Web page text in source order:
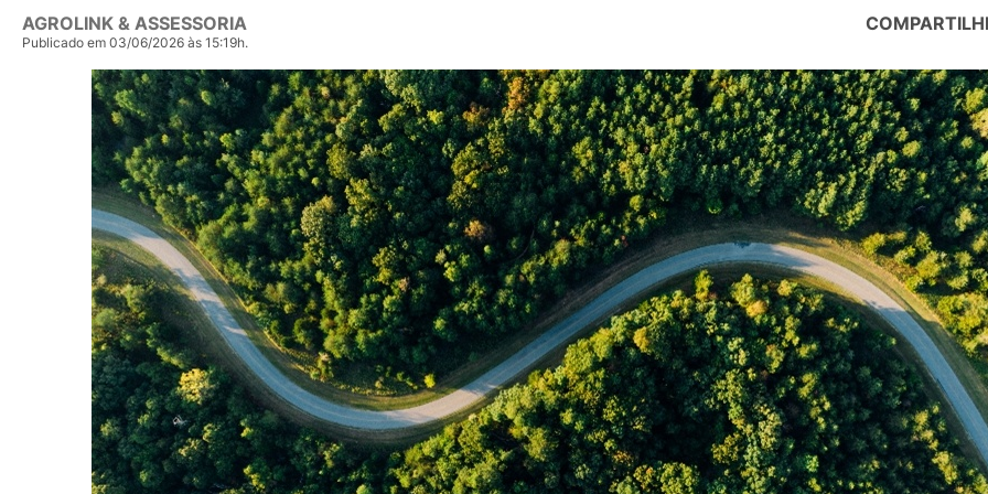
AGROLINK & ASSESSORIA
Publicado em 03/06/2026 às 15:19h.